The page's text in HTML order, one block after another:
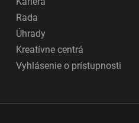
Rada
Úhrady
Kreatívne centrá
Vyhlásenie o prístupnosti